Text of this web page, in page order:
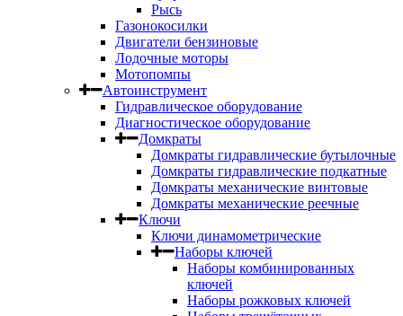
Рысь
Газонокосилки
Двигатели бензиновые
Лодочные моторы
Мотопомпы
Автоинструмент
Гидравлическое оборудование
Диагностическое оборудование
Домкраты
Домкраты гидравлические бутылочные
Домкраты гидравлические подкатные
Домкраты механические винтовые
Домкраты механические реечные
Ключи
Ключи динамометрические
Наборы ключей
Наборы комбинированных
ключей
Наборы рожковых ключей